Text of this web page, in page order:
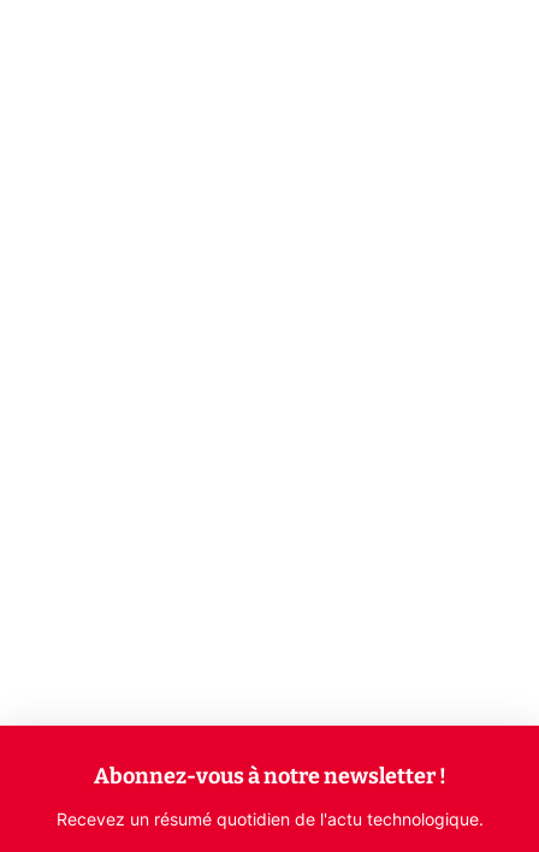
Abonnez-vous à notre newsletter !
Recevez un résumé quotidien de l'actu technologique.